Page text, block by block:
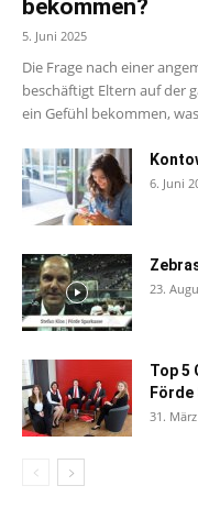
bekommen?
5. Juni 2025
Die Frage nach einer
beschäftigt Eltern auf der
ein Gefühl bekommen,
6. Juni
23.
Top 5
31.